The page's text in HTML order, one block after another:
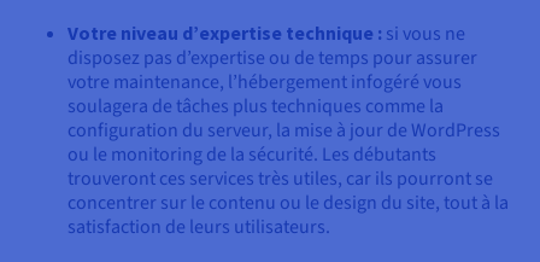
Votre niveau d’expertise technique : si vous ne
disposez pas d’expertise ou de temps pour assurer
votre maintenance, l’hébergement infogéré vous
soulagera de tâches plus techniques comme la
configuration du serveur, la mise à jour de WordPress
ou le monitoring de la sécurité. Les débutants
trouveront ces services très utiles, car ils pourront se
concentrer sur le contenu ou le design du site, tout à la
satisfaction de leurs utilisateurs.